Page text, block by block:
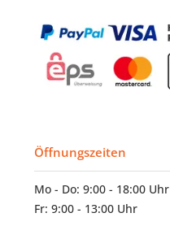
Öffnungszeiten
Mo - Do: 9:00 - 18:00 Uhr
Fr: 9:00 - 13:00 Uhr